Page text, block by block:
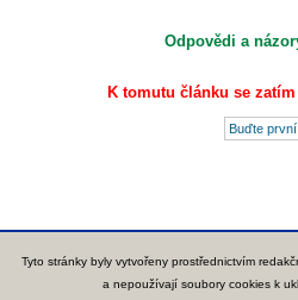
Odpovědi a
K tomutu článku se
Tyto stránky byly vytvořeny prostřednictvím
a nepoužívají soubory cookies k